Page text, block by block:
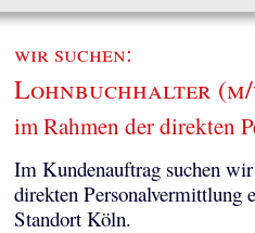
wir suchen:
Lohnbuchhalter
im Rahmen der direkten
Im Kundenauftrag suchen
direkten Personalvermittlung
Standort Köln.